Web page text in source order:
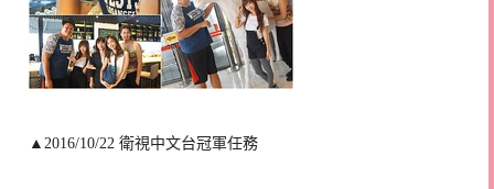
▲2016/10/22 衛視中文台冠軍任務